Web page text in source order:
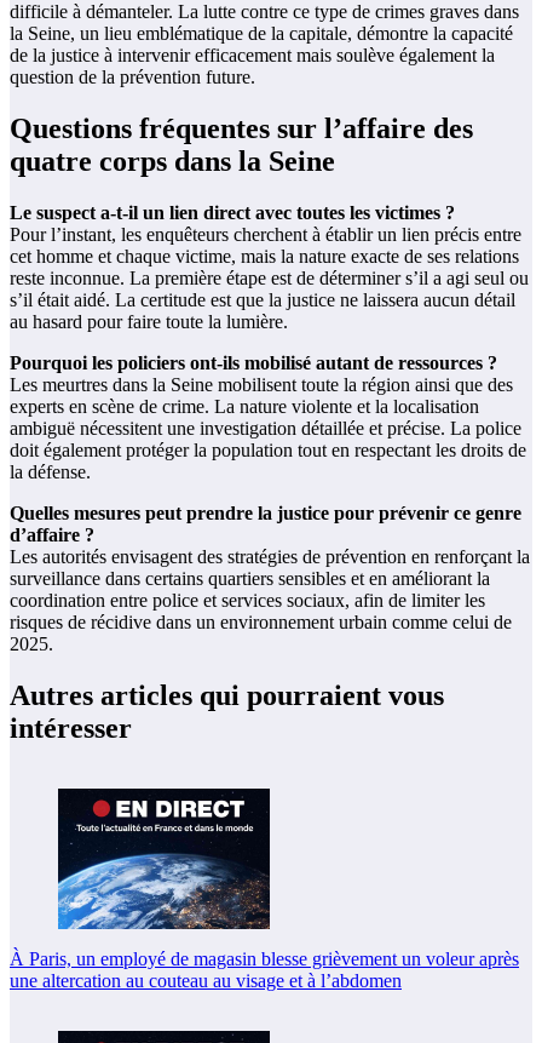
difficile à démanteler. La lutte contre ce type de crimes graves dans
la Seine, un lieu emblématique de la capitale, démontre la capacité
de la justice à intervenir efficacement mais soulève également la
question de la prévention future.
Questions fréquentes sur l’affaire des
quatre corps dans la Seine
Le suspect a-t-il un lien direct avec toutes les victimes ?
Pour l’instant, les enquêteurs cherchent à établir un lien précis entre
cet homme et chaque victime, mais la nature exacte de ses relations
reste inconnue. La première étape est de déterminer s’il a agi seul ou
s’il était aidé. La certitude est que la justice ne laissera aucun détail
au hasard pour faire toute la lumière.
Pourquoi les policiers ont-ils mobilisé autant de ressources ?
Les meurtres dans la Seine mobilisent toute la région ainsi que des
experts en scène de crime. La nature violente et la localisation
ambiguë nécessitent une investigation détaillée et précise. La police
doit également protéger la population tout en respectant les droits de
la défense.
Quelles mesures peut prendre la justice pour prévenir ce genre
d’affaire ?
Les autorités envisagent des stratégies de prévention en renforçant la
surveillance dans certains quartiers sensibles et en améliorant la
coordination entre police et services sociaux, afin de limiter les
risques de récidive dans un environnement urbain comme celui de
2025.
Autres articles qui pourraient vous
intéresser
À Paris, un employé de magasin blesse grièvement un voleur après
une altercation au couteau au visage et à l’abdomen